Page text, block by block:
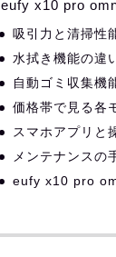
eufy x10 pro
吸引力と清掃性
水拭き機能の違
自動ゴミ収集機
価格帯で見る各
スマホアプリと
メンテナンスの
eufy x10 pro